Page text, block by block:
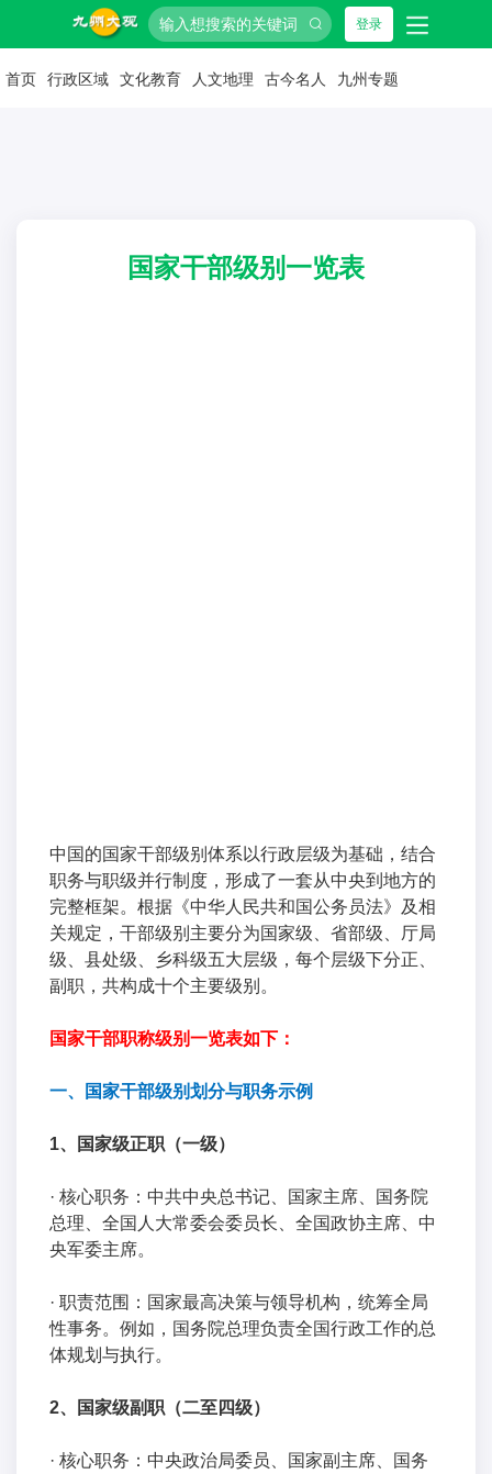
登录
首页 行政区域 文化教育 人文地理 古今名人 九州专题
国家干部级别一览表
中国的国家干部级别体系以行政层级为基础，结合
职务与职级并行制度，形成了一套从中央到地方的
完整框架。根据《中华人民共和国公务员法》及相
关规定，干部级别主要分为国家级、省部级、厅局
级、县处级、乡科级五大层级，每个层级下分正、
副职，共构成十个主要级别。
国家干部职称级别一览表如下：
一、国家干部级别划分与职务示例
1、国家级正职（一级）
· 核心职务：中共中央总书记、国家主席、国务院
总理、全国人大常委会委员长、全国政协主席、中
央军委主席。
· 职责范围：国家最高决策与领导机构，统筹全局
性事务。例如，国务院总理负责全国行政工作的总
体规划与执行。
2、国家级副职（二至四级）
· 核心职务：中央政治局委员、国家副主席、国务